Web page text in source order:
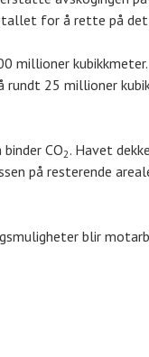
tallet for å rette på
millioner
rundt 25 millioner
CO2. Havet
på resterende
blir